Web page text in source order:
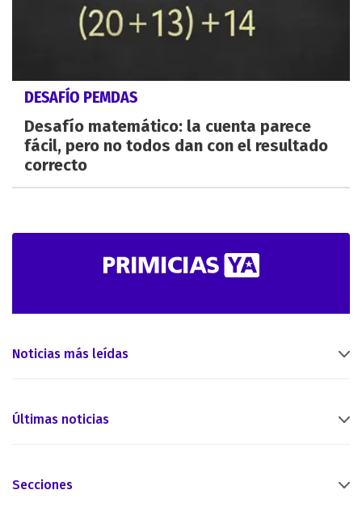
DESAFÍO PEMDAS
Desafío matemático: la cuenta parece
fácil, pero no todos dan con el resultado
correcto
Noticias más leídas
Últimas noticias
Secciones